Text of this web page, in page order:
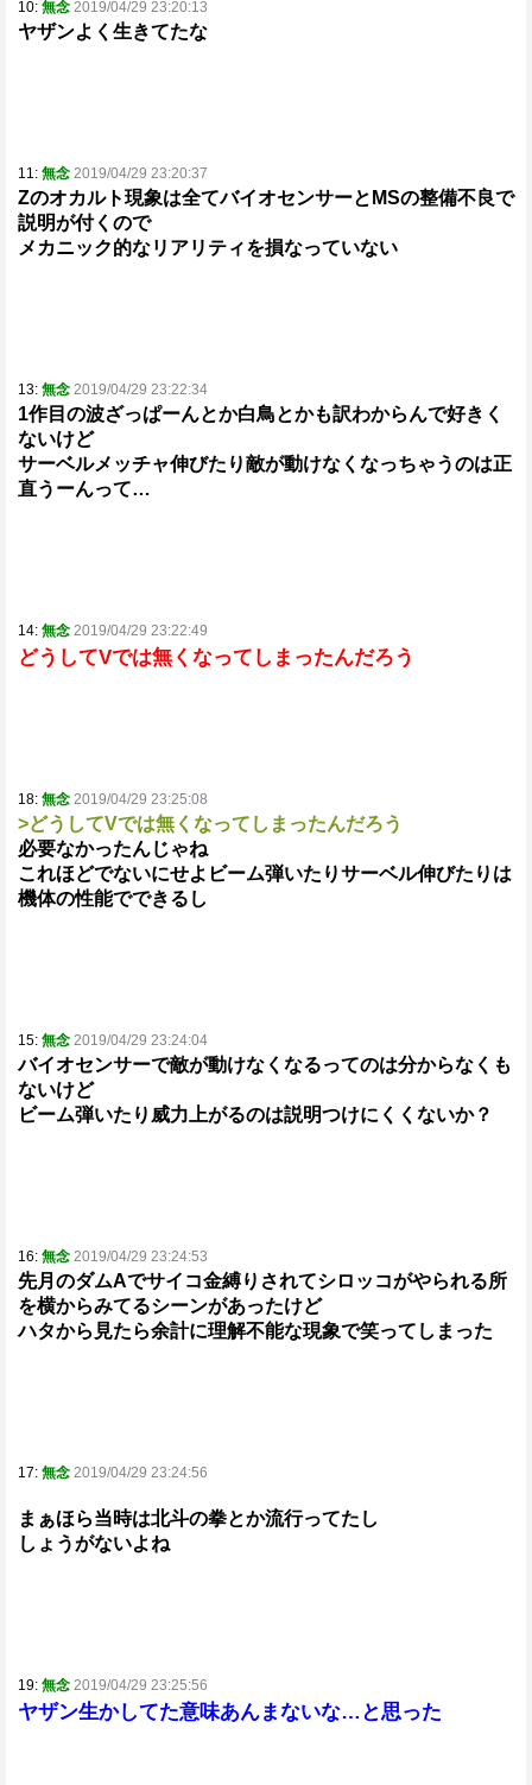
10: 無念 2019/04/29 23:20:13
ヤザンよく生きてたな
11: 無念 2019/04/29 23:20:37
Ζのオカルト現象は全てバイオセンサーとMSの整備不良で
説明が付くので
メカニック的なリアリティを損なっていない
13: 無念 2019/04/29 23:22:34
1作目の波ざっぱーんとか白鳥とかも訳わからんで好きく
ないけど
サーベルメッチャ伸びたり敵が動けなくなっちゃうのは正
直うーんって…
14: 無念 2019/04/29 23:22:49
どうしてVでは無くなってしまったんだろう
18: 無念 2019/04/29 23:25:08
>どうしてVでは無くなってしまったんだろう
必要なかったんじゃね
これほどでないにせよビーム弾いたりサーベル伸びたりは
機体の性能でできるし
15: 無念 2019/04/29 23:24:04
バイオセンサーで敵が動けなくなるってのは分からなくも
ないけど
ビーム弾いたり威力上がるのは説明つけにくくないか？
16: 無念 2019/04/29 23:24:53
先月のダムAでサイコ金縛りされてシロッコがやられる所
を横からみてるシーンがあったけど
ハタから見たら余計に理解不能な現象で笑ってしまった
17: 無念 2019/04/29 23:24:56
まぁほら当時は北斗の拳とか流行ってたし
しょうがないよね
19: 無念 2019/04/29 23:25:56
ヤザン生かしてた意味あんまないな…と思った